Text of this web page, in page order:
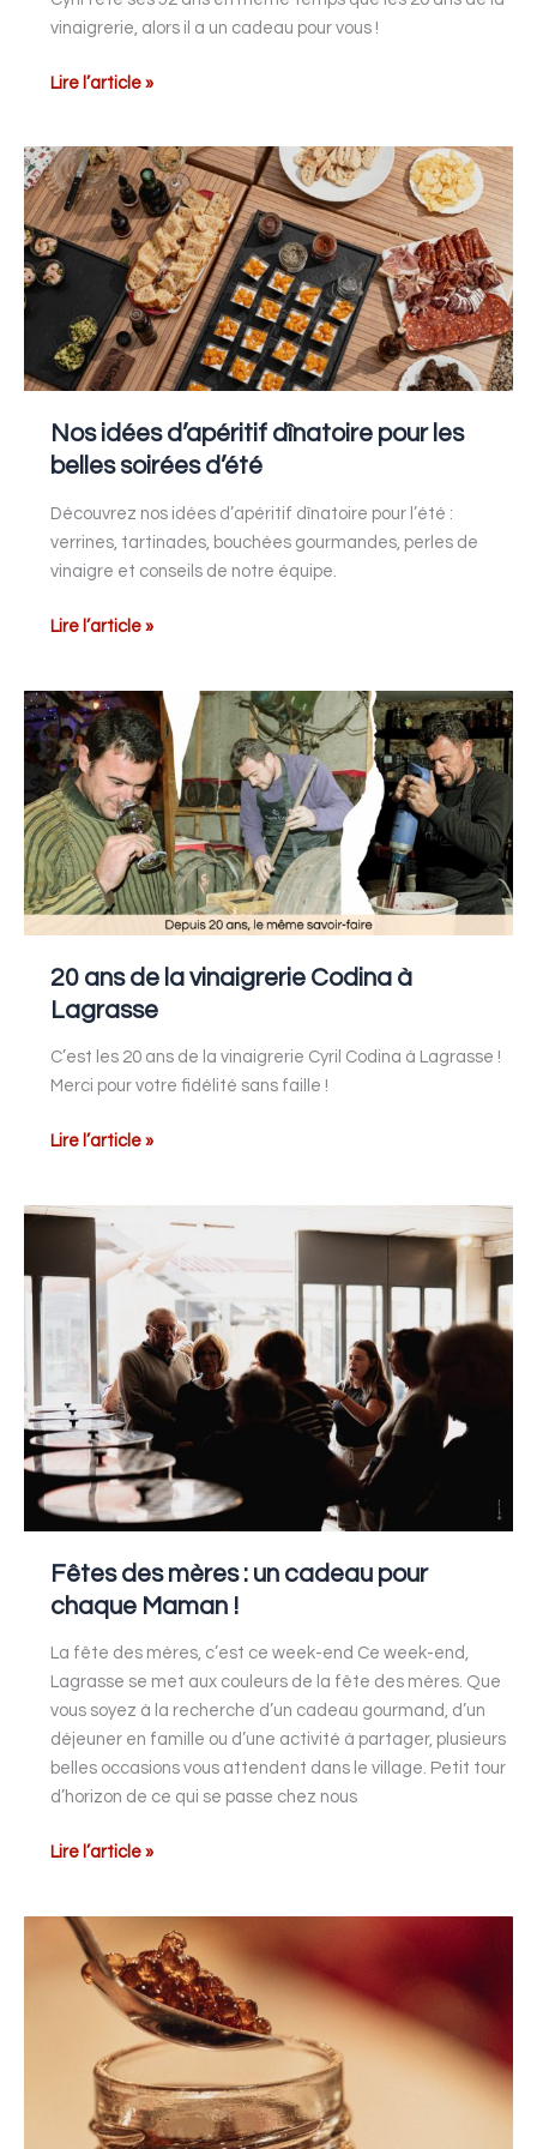
vinaigrerie, alors il a un cadeau pour vous !
Lire l’article »
Nos idées d’apéritif dînatoire pour les
belles soirées d’été
Découvrez nos idées d’apéritif dînatoire pour l’été :
verrines, tartinades, bouchées gourmandes, perles de
vinaigre et conseils de notre équipe.
Nos
idées
d’apéritif
dînatoire
pour
belles
soirées
d’été
Lire l’article »
20 ans de la vinaigrerie Codina à
Lagrasse
C’est les 20 ans de la vinaigrerie Cyril Codina à Lagrasse !
Merci pour votre fidélité sans faille !
20
ans
de
la
vinaigrerie
Codina
à
Lagrasse
Lire l’article »
Fêtes des mères : un cadeau pour
chaque Maman !
La fête des mères, c’est ce week-end Ce week-end,
Lagrasse se met aux couleurs de la fête des mères. Que
vous soyez à la recherche d’un cadeau gourmand, d’un
déjeuner en famille ou d’une activité à partager, plusieurs
belles occasions vous attendent dans le village. Petit tour
d’horizon de ce qui se passe chez nous
Fêtes
mères
un
cadeau
pour
chaque
Maman
!
Lire l’article »
Les
perles
poivre